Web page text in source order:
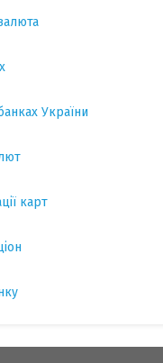
України
карт